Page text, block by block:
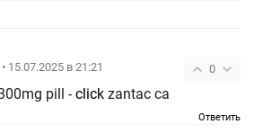
0
• 15.07.2025 в 21:21
pill -click zantac ca
Ответить